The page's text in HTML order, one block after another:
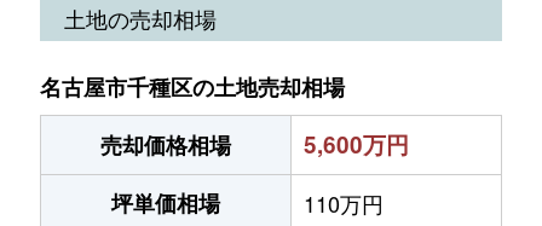
土地の売却相場
名古屋市千種区の土地売却相場
売却価格相場
5,600万円
坪単価相場
110万円